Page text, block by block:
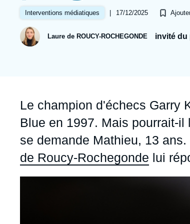
Partenariats et réseaux
Nous soutenir en tant que professionnel
Intelligence artificielle
Guerre en Ukraine
Jeudi 17 septembre 2026 17:30
Interventions médiatiques | 17/12/2025
Laure de ROUCY-ROCHEGONDE invité du
Accroche
Le champion d'échecs Garry
Blue en 1997. Mais pourrait-
se demande Mathieu, 13
de Roucy-Rochegonde lui